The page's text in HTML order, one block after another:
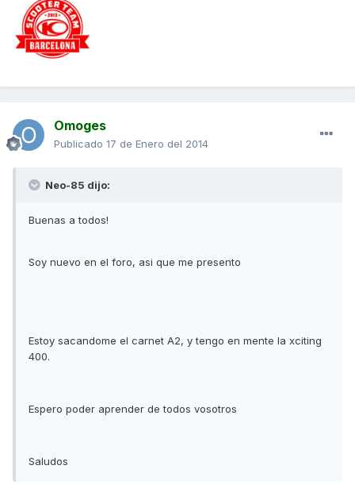
Omoges
Publicado 17 de Enero del 2014
Neo-85 dijo:
Buenas a todos!
Soy nuevo en el foro, asi que me presento
Estoy sacandome el carnet A2, y tengo en mente la xciting
400.
Espero poder aprender de todos vosotros
Saludos